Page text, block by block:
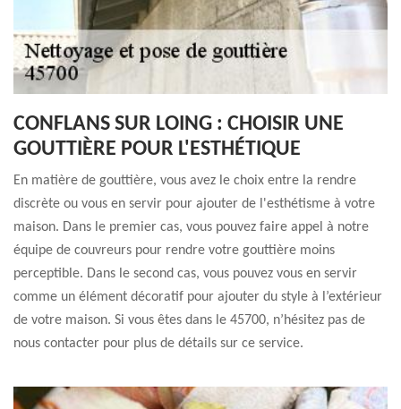
CONFLANS SUR LOING : CHOISIR UNE
GOUTTIÈRE POUR L'ESTHÉTIQUE
En matière de gouttière, vous avez le choix entre la rendre
discrète ou vous en servir pour ajouter de l'esthétisme à votre
maison. Dans le premier cas, vous pouvez faire appel à notre
équipe de couvreurs pour rendre votre gouttière moins
perceptible. Dans le second cas, vous pouvez vous en servir
comme un élément décoratif pour ajouter du style à l’extérieur
de votre maison. Si vous êtes dans le 45700, n’hésitez pas de
nous contacter pour plus de détails sur ce service.